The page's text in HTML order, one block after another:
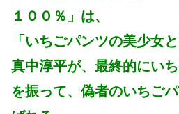
１００％」は、
「いちごパンツの美少女
真中淳平が、最終的にい
を振って、偽者のいちご